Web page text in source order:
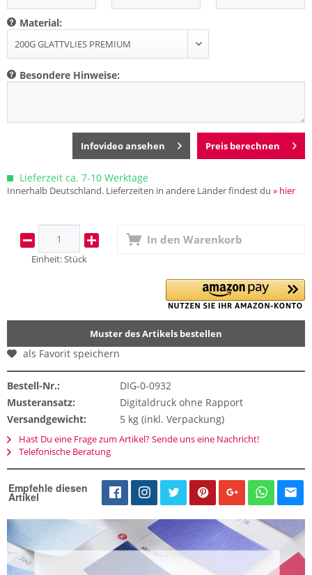
Material:
Besondere Hinweise:
Preis berechnen
Infovideo ansehen
Lieferzeit ca. 7-10 Werktage
Innerhalb Deutschland. Lieferzeiten in andere Länder findest du » hier
Einheit:Stück
In den Warenkorb
Muster des Artikels bestellen
als Favorit speichern
Bestell-Nr.:
DIG-0-0932
Musteransatz:
Digitaldruck ohne Rapport
Versandgewicht:
5 kg (inkl. Verpackung)
Hast Du eine Frage zum Artikel? Sende uns eine Nachricht!
Telefonische Beratung
Empfehle diesen
Artikel